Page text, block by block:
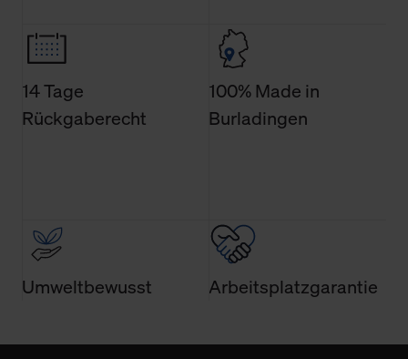
14 Tage
Rückgaberecht
100% Made in
Burladingen
Umweltbewusst Arbeitsplatzgarantie